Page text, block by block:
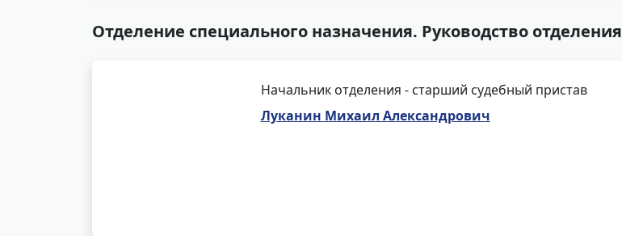
Отделение специального назначения. Руководство отделения
Начальник отделения - старший судебный пристав
Луканин Михаил Александрович